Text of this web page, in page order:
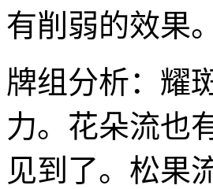
有削弱的效果。
牌组分析：耀
力。花朵流也
见到了。松果